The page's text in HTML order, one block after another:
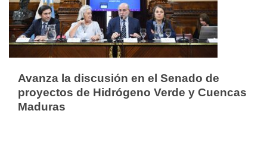
Avanza la discusión en el Senado de
proyectos de Hidrógeno Verde y Cuencas
Maduras